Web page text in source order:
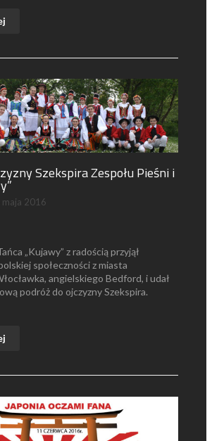
Szekspira Zespołu Pieśni i
maja 2016
„Kujawy” z radością przyjął
społeczności z miasta
angielskiego Bedford, i udał
podróż do ojczyzny Szekspira.